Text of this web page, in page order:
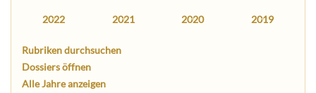
2022 2021 2020 2019
Rubriken durchsuchen
Dossiers öffnen
Alle Jahre anzeigen